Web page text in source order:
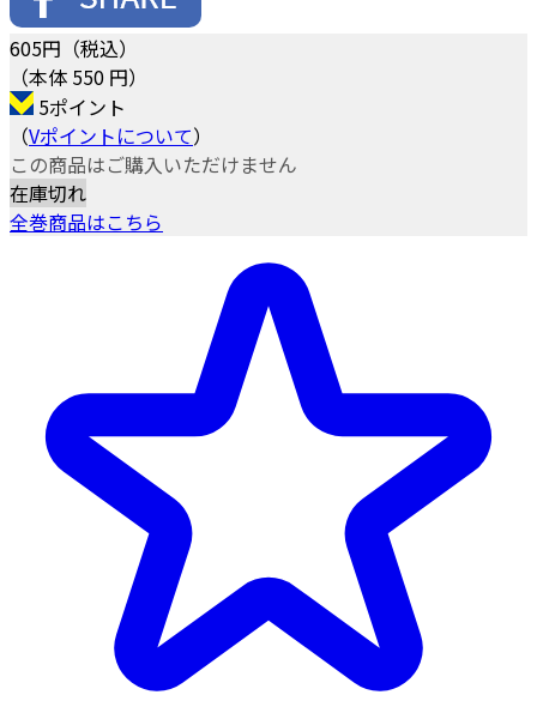
605円（税込）
（本体 550 円）
5ポイント
（Vポイントについて）
この商品はご購入いただけません
在庫切れ
全巻商品はこちら